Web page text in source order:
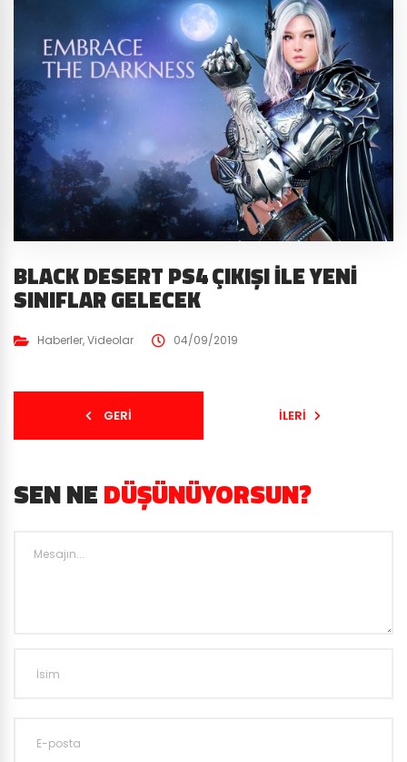
BLACK DESERT PS4 ÇIKIŞI İLE YENI
SINIFLAR GELECEK
Haberler,Videolar 04/09/2019
GERI İLERI
SEN NEDÜŞÜNÜYORSUN?